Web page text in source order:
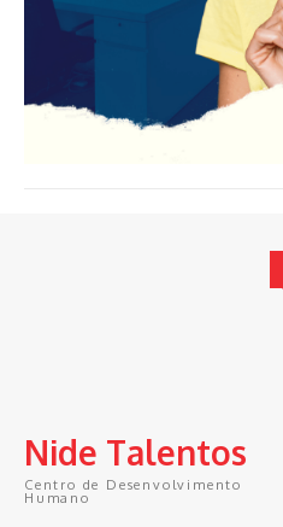
Nide Talentos
Centro de Desenvolvimento
Humano